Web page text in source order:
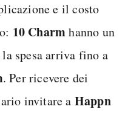
e il costo
10 Charmhanno un
spesa arriva fino a
. Per ricevere dei
invitare a Happn